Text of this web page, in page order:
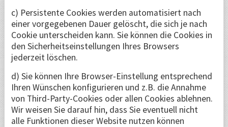
c) Persistente Cookies werden automatisiert nach
einer vorgegebenen Dauer gelöscht, die sich je nach
Cookie unterscheiden kann. Sie können die Cookies in
den Sicherheitseinstellungen Ihres Browsers
jederzeit löschen.
d) Sie können Ihre Browser-Einstellung entsprechend
Ihren Wünschen konfigurieren und z.B. die Annahme
von Third-Party-Cookies oder allen Cookies ablehnen.
Wir weisen Sie darauf hin, dass Sie eventuell nicht
alle Funktionen dieser Website nutzen können